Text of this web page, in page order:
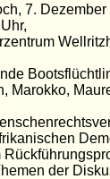
7. Dezember
Marokko,
der